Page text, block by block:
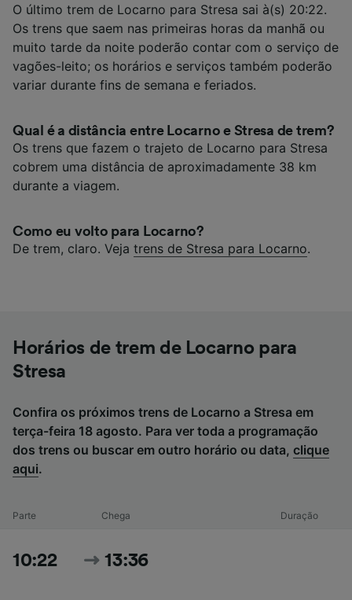
O último trem de Locarno para Stresa sai à(s) 20:22.
Os trens que saem nas primeiras horas da manhã ou
muito tarde da noite poderão contar com o serviço de
vagões-leito; os horários e serviços também poderão
variar durante fins de semana e feriados.
Qual é a distância entre Locarno e Stresa de trem?
Os trens que fazem o trajeto de Locarno para Stresa
cobrem uma distância de aproximadamente 38 km
durante a viagem.
Como eu volto para Locarno?
De trem, claro. Veja trens de Stresa para Locarno.
Horários de trem de Locarno para
Stresa
Confira os próximos trens de Locarno a Stresa em
terça-feira 18 agosto. Para ver toda a programação
dos trens ou buscar em outro horário ou data, clique
aqui.
Parte Chega Duração
10:22 13:36